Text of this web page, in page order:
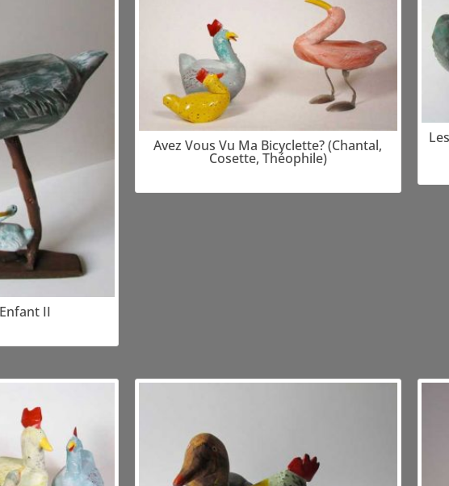
II
Avez Vous Vu Ma Bicyclette? (Chantal,
Cosette, Théophile)